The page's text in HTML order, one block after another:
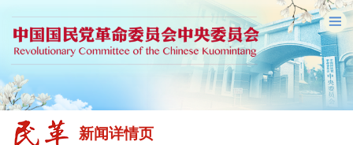
新闻详情页